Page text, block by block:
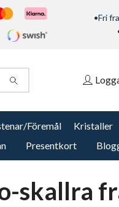
•Fri
Föremål
Kristaller
Presentkort
skallra